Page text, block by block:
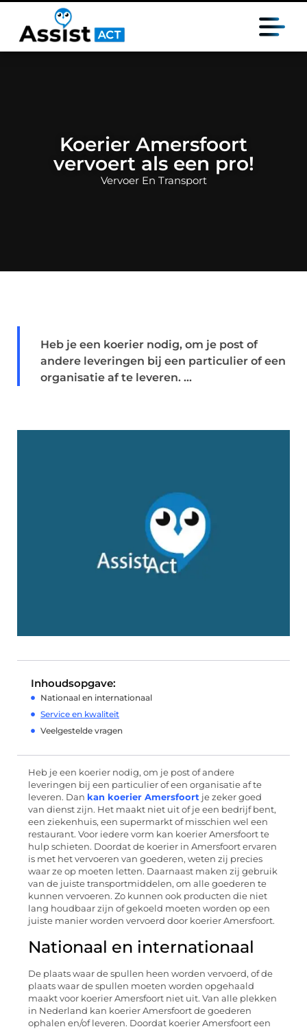
Koerier Amersfoort
vervoert als een pro!
Vervoer En Transport
Heb je een koerier nodig, om je post of
andere leveringen bij een particulier of een
organisatie af te leveren. ...
Inhoudsopgave:
Nationaal en internationaal
Service en kwaliteit
Veelgestelde vragen
Heb je een koerier nodig, om je post of andere
leveringen bij een particulier of een organisatie af te
leveren. Dan kan koerier Amersfoort je zeker goed
van dienst zijn. Het maakt niet uit of je een bedrijf bent,
een ziekenhuis, een supermarkt of misschien wel een
restaurant. Voor iedere vorm kan koerier Amersfoort te
hulp schieten. Doordat de koerier in Amersfoort ervaren
is met het vervoeren van goederen, weten zij precies
waar ze op moeten letten. Daarnaast maken zij gebruik
van de juiste transportmiddelen, om alle goederen te
kunnen vervoeren. Zo kunnen ook producten die niet
lang houdbaar zijn of gekoeld moeten worden op een
juiste manier worden vervoerd door koerier Amersfoort.
Nationaal en internationaal
De plaats waar de spullen heen worden vervoerd, of de
plaats waar de spullen moeten worden opgehaald
maakt voor koerier Amersfoort niet uit. Van alle plekken
in Nederland kan koerier Amersfoort de goederen
ophalen en/of leveren. Doordat koerier Amersfoort een